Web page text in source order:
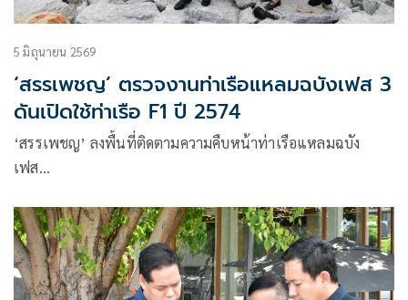
5 มิถุนายน 2569
‘สรรเพชญ’ ตรวจงานท่าเรือแหลมฉบังเฟส 3
ดันเปิดใช้ท่าเรือ F1 ปี 2574
‘สรรเพชญ’ ลงพื้นที่ติดตามความคืบหน้าท่าเรือแหลมฉบัง
เฟส…